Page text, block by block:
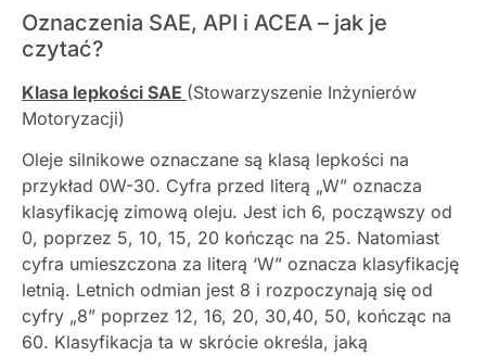
Oznaczenia SAE, API i ACEA – jak je
czytać?
Klasa lepkości SAE (Stowarzyszenie Inżynierów
Motoryzacji)
Oleje silnikowe oznaczane są klasą lepkości na
przykład 0W-30. Cyfra przed literą „W” oznacza
klasyfikację zimową oleju. Jest ich 6, począwszy od
0, poprzez 5, 10, 15, 20 kończąc na 25. Natomiast
cyfra umieszczona za literą ‘W” oznacza klasyfikację
letnią. Letnich odmian jest 8 i rozpoczynają się od
cyfry „8” poprzez 12, 16, 20, 30,40, 50, kończąc na
60. Klasyfikacja ta w skrócie określa, jaką